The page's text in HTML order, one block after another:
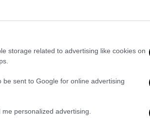
storage related to advertising like cookies on
be sent to Google for online advertising
personalized advertising.
για την οσμή αερίου
- Γιατί δεν έγιναν
που αποκλείστηκαν για
οσμή αερίου στην